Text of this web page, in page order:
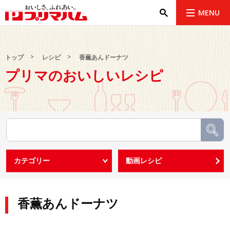
MENU
トップ レシピ 香薫あんドーナツ
プリマのおいしいレシピ
香薫あんドーナツ